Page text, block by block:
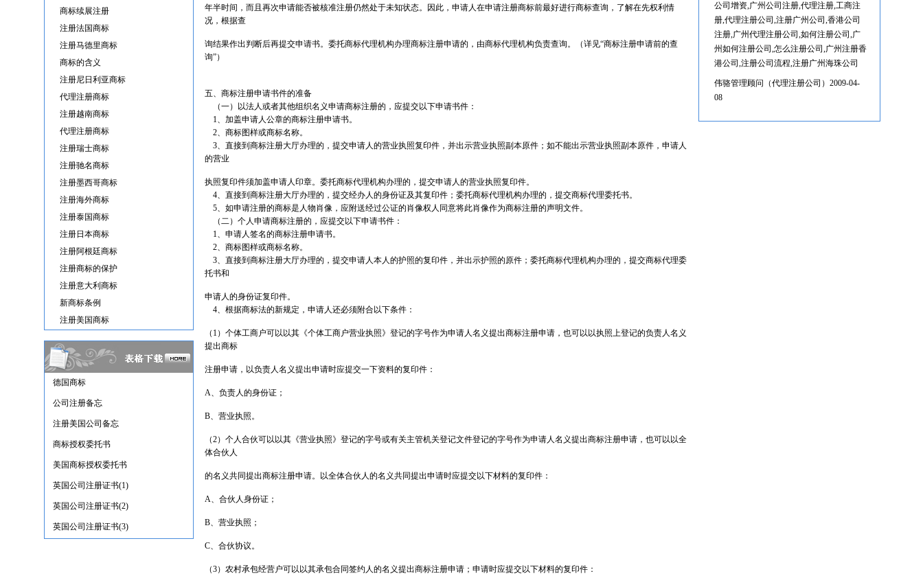
商标续展注册
注册法国商标
注册马德里商标
商标的含义
注册尼日利亚商标
代理注册商标
注册越南商标
代理注册商标
注册瑞士商标
注册驰名商标
注册墨西哥商标
注册海外商标
注册泰国商标
注册日本商标
注册阿根廷商标
注册商标的保护
注册意大利商标
新商标条例
注册美国商标
德国商标
公司注册备忘
注册美国公司备忘
商标授权委托书
美国商标授权委托书
英国公司注册证书(1)
英国公司注册证书(2)
英国公司注册证书(3)
年半时间，而且再次申请能否被核准注册仍然处于未知状态。因此，申请人在申请注册商标前最好进行商标查询，了解在先权利情
况，根据查
询结果作出判断后再提交申请书。委托商标代理机构办理商标注册申请的，由商标代理机构负责查询。（详见“商标注册申请前的查
询”）
五、商标注册申请书件的准备
（一）以法人或者其他组织名义申请商标注册的，应提交以下申请书件：
1、加盖申请人公章的商标注册申请书。
2、商标图样或商标名称。
3、直接到商标注册大厅办理的，提交申请人的营业执照复印件，并出示营业执照副本原件；如不能出示营业执照副本原件，申请人
的营业
执照复印件须加盖申请人印章。委托商标代理机构办理的，提交申请人的营业执照复印件。
4、直接到商标注册大厅办理的，提交经办人的身份证及其复印件；委托商标代理机构办理的，提交商标代理委托书。
5、如申请注册的商标是人物肖像，应附送经过公证的肖像权人同意将此肖像作为商标注册的声明文件。
（二）个人申请商标注册的，应提交以下申请书件：
1、申请人签名的商标注册申请书。
2、商标图样或商标名称。
3、直接到商标注册大厅办理的，提交申请人本人的护照的复印件，并出示护照的原件；委托商标代理机构办理的，提交商标代理委
托书和
申请人的身份证复印件。
4、根据商标法的新规定，申请人还必须附合以下条件：
（1）个体工商户可以以其《个体工商户营业执照》登记的字号作为申请人名义提出商标注册申请，也可以以执照上登记的负责人名义
提出商标
注册申请，以负责人名义提出申请时应提交一下资料的复印件：
A、负责人的身份证；
B、营业执照。
（2）个人合伙可以以其《营业执照》登记的字号或有关主管机关登记文件登记的字号作为申请人名义提出商标注册申请，也可以以全
体合伙人
的名义共同提出商标注册申请。以全体合伙人的名义共同提出申请时应提交以下材料的复印件：
A、合伙人身份证；
B、营业执照；
C、合伙协议。
（3）农村承包经营户可以以其承包合同签约人的名义提出商标注册申请；申请时应提交以下材料的复印件：
公司增资,广州公司注册,代理注册,工商注
册,代理注册公司,注册广州公司,香港公司
注册,广州代理注册公司,如何注册公司,广
州如何注册公司,怎么注册公司,广州注册香
港公司,注册公司流程,注册广州海珠公司
伟骆管理顾问（代理注册公司）2009-04-
08